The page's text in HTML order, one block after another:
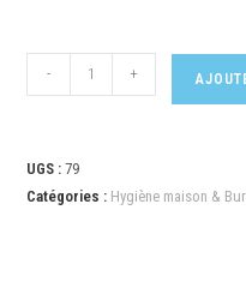
- +
UGS :79
Catégories : Hygiène maison &